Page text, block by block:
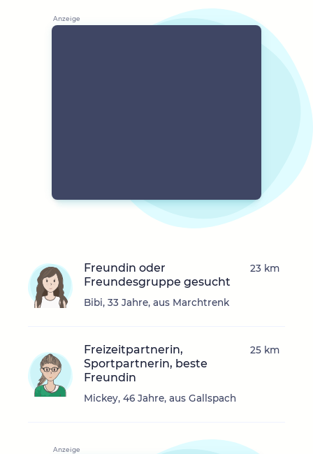
Freundin oder
Freundesgruppe gesucht
Bibi, 33 Jahre, aus Marchtrenk
23 km
Freizeitpartnerin,
Sportpartnerin, beste
Freundin
Mickey, 46 Jahre, aus Gallspach
25 km